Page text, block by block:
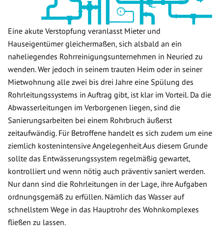
Eine akute Verstopfung veranlasst Mieter und
Hauseigentümer gleichermaßen, sich alsbald an ein
naheliegendes Rohrreinigungsunternehmen in Neuried zu
wenden. Wer jedoch in seinem trauten Heim oder in seiner
Mietwohnung alle zwei bis drei Jahre eine Spülung des
Rohrleitungssystems in Auftrag gibt, ist klar im Vorteil. Da die
Abwasserleitungen im Verborgenen liegen, sind die
Sanierungsarbeiten bei einem Rohrbruch äußerst
zeitaufwändig. Für Betroffene handelt es sich zudem um eine
ziemlich kostenintensive Angelegenheit.Aus diesem Grunde
sollte das Entwässerungssystem regelmäßig gewartet,
kontrolliert und wenn nötig auch präventiv saniert werden.
Nur dann sind die Rohrleitungen in der Lage, ihre Aufgaben
ordnungsgemäß zu erfüllen. Nämlich das Wasser auf
schnellstem Wege in das Hauptrohr des Wohnkomplexes
fließen zu lassen.